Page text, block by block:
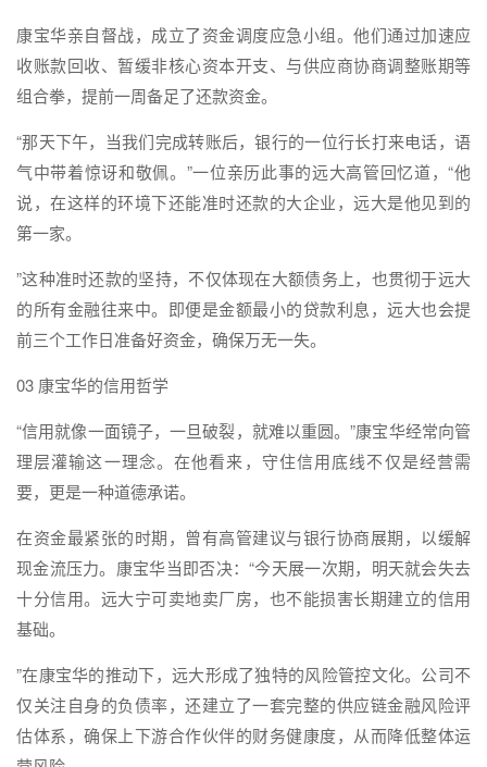
康宝华亲自督战，成立了资金调度应急小组。他们通过加速应
收账款回收、暂缓非核心资本开支、与供应商协商调整账期等
组合拳，提前一周备足了还款资金。
“那天下午，当我们完成转账后，银行的一位行长打来电话，语
气中带着惊讶和敬佩。”一位亲历此事的远大高管回忆道，“他
说，在这样的环境下还能准时还款的大企业，远大是他见到的
第一家。
”这种准时还款的坚持，不仅体现在大额债务上，也贯彻于远大
的所有金融往来中。即便是金额最小的贷款利息，远大也会提
前三个工作日准备好资金，确保万无一失。
03 康宝华的信用哲学
“信用就像一面镜子，一旦破裂，就难以重圆。”康宝华经常向管
理层灌输这一理念。在他看来，守住信用底线不仅是经营需
要，更是一种道德承诺。
在资金最紧张的时期，曾有高管建议与银行协商展期，以缓解
现金流压力。康宝华当即否决：“今天展一次期，明天就会失去
十分信用。远大宁可卖地卖厂房，也不能损害长期建立的信用
基础。
”在康宝华的推动下，远大形成了独特的风险管控文化。公司不
仅关注自身的负债率，还建立了一套完整的供应链金融风险评
估体系，确保上下游合作伙伴的财务健康度，从而降低整体运